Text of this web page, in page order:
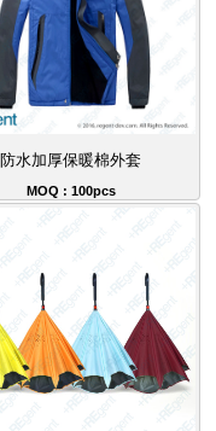
防水加厚保暖棉外套
MOQ : 100pcs